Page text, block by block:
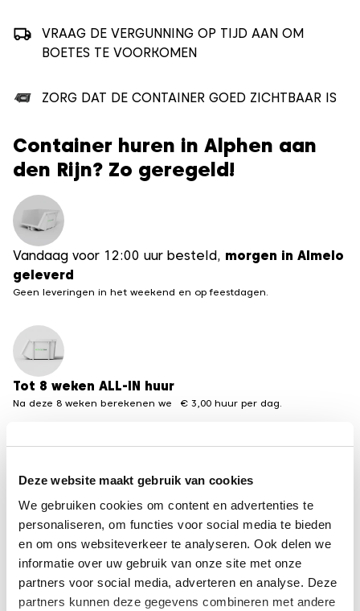
Deze website maakt gebruik van cookies
We gebruiken cookies om content en advertenties te
personaliseren, om functies voor social media te bieden
en om ons websiteverkeer te analyseren. Ook delen we
informatie over uw gebruik van onze site met onze
partners voor social media, adverteren en analyse. Deze
partners kunnen deze gegevens combineren met andere
VRAAG DE VERGUNNING OP TIJD AAN OM
BOETES TE VOORKOMEN
ZORG DAT DE CONTAINER GOED ZICHTBAAR IS
Container huren in Alphen aan
den Rijn? Zo geregeld!
Vandaag voor 12:00 uur besteld, morgen in Almelo
geleverd
Geen leveringen in het weekend en op feestdagen.
Tot 8 weken ALL-IN huur
Na deze 8 weken berekenen we € 3,00 huur per dag.
Meerdere formaten beschikbaar
Van 3 tot 30 m3 containers
← terug naar het overzicht containervergunningen
van andere steden